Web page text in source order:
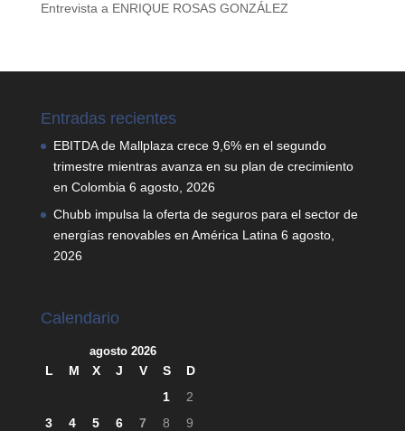
Entrevista a ENRIQUE ROSAS GONZÁLEZ
Entradas recientes
EBITDA de Mallplaza crece 9,6% en el segundo
trimestre mientras avanza en su plan de crecimiento
en Colombia 6 agosto, 2026
Chubb impulsa la oferta de seguros para el sector de
energías renovables en América Latina 6 agosto,
2026
Calendario
agosto 2026
L M X J V S
D
1
2
3
4 5 6 7 8
9